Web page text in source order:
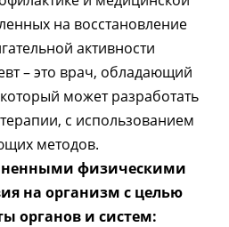
на восстановление
активности
– это врач, обладающий
может разработать
с использованием
методов.
физическими
на организм с целью
органов и систем: